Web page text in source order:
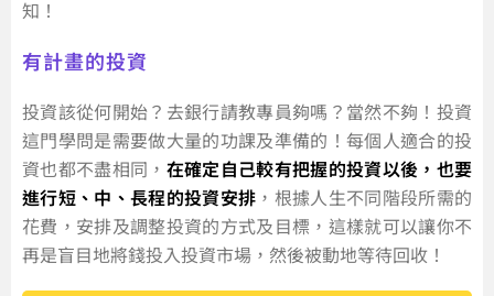
知！
有計畫的投資
投資該從何開始？去銀行請教專員夠嗎？當然不夠！投資
這門學問是需要做大量的功課及準備的！每個人適合的投
資也都不盡相同， 在確定自己較有把握的投資以後，也要
進行短、中、長程的投資安排 ，根據人生不同階段所需的
花費，安排及調整投資的方式及目標，這樣就可以讓你不
再是盲目地將錢投入投資市場，然後被動地等待回收！